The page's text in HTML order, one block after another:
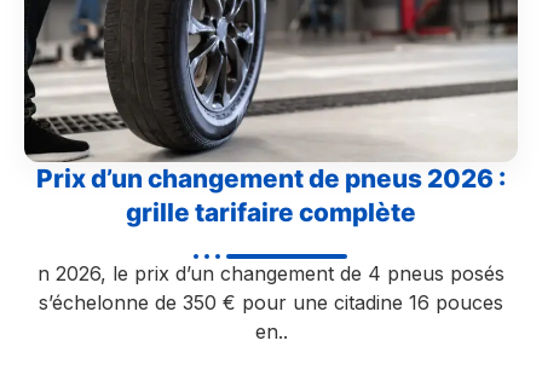
Prix d’un changement de pneus 2026 :
grille tarifaire complète
n 2026, le prix d’un changement de 4 pneus posés
s’échelonne de 350 € pour une citadine 16 pouces
en..